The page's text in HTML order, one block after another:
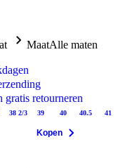
MaatAlle maten
gratis retourneren
38 2/3 39 40 40.5 41
Kopen